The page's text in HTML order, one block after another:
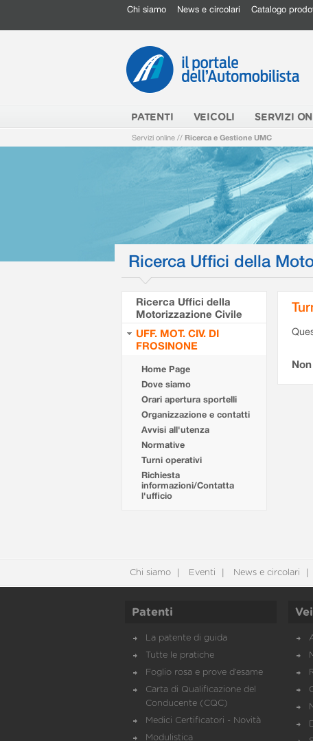
Chi siamo News e circolari Catalogo
PATENTI VEICOLI SERVIZI
Servizi online // Ricerca e Gestione UMC
Ricerca Uffici della
Ricerca Uffici della
Motorizzazione Civile
UFF. MOT. CIV. DI
FROSINONE
Home Page
Dove siamo
Orari apertura sportelli
Organizzazione e contatti
Avvisi all'utenza
Normative
Turni operativi
Richiesta
informazioni/Contatta
l'ufficio
Chi siamo Eventi News e circolari
Patenti
La patente di guida
Tutte le pratiche
Foglio rosa e prove d’esame
Carta di Qualificazione del
Conducente (CQC)
Medici Certificatori - Novità
Modulistica